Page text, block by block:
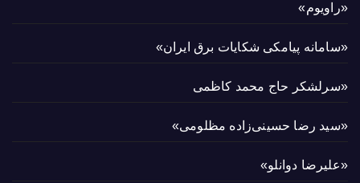
«راویوم»
«سامانه پیامکی شکایات برق ایران»
«سرلشکر حاج محمد کاظمی
«سید رضا حسینی‌زاده مظلومی»
«علیرضا دوانلو»